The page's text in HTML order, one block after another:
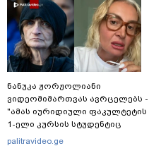
ნანუკა ჟორჟოლიანი
ვიდეომიმართვას ავრცელებს -
"ამას იურიდიული ფაკულტეტის
1-ელი კურსის სტუდენტიც
იკითხავს"
palitravideo.ge